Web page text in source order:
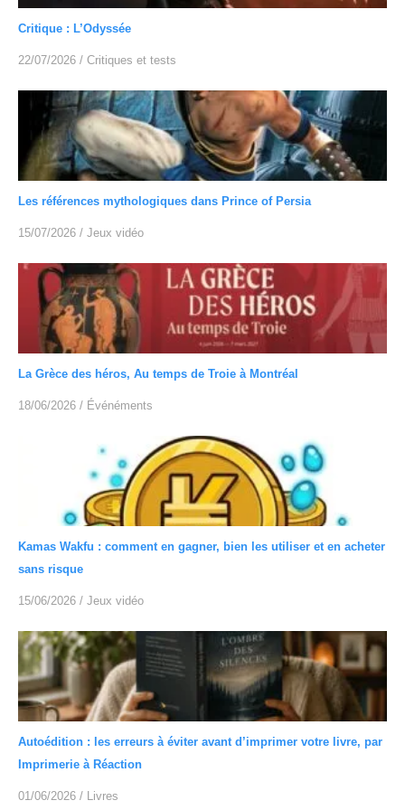
Critique : L’Odyssée
22/07/2026 / Critiques et tests
Les références mythologiques dans Prince of Persia
15/07/2026 / Jeux vidéo
La Grèce des héros, Au temps de Troie à Montréal
18/06/2026 / Événéments
Kamas Wakfu : comment en gagner, bien les utiliser et en acheter
sans risque
15/06/2026 / Jeux vidéo
Autoédition : les erreurs à éviter avant d’imprimer votre livre, par
Imprimerie à Réaction
01/06/2026 / Livres